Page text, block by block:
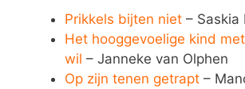
Prikkels bijten niet – Saskia
Het hooggevoelige kind
wil – Janneke van Olphen
Op zijn tenen getrapt –